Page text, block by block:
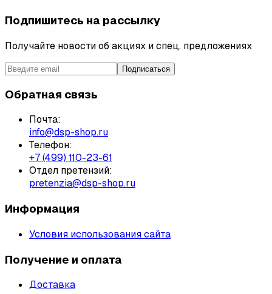
Подпишитесь на рассылку
Получайте новости об акциях и спец. предложениях
Подписаться
Обратная связь
Почта:
info@dsp-shop.ru
Телефон:
+7 (499) 110-23-61
Отдел претензий:
pretenzia@dsp-shop.ru
Информация
Условия использования сайта
Получение и оплата
Доставка